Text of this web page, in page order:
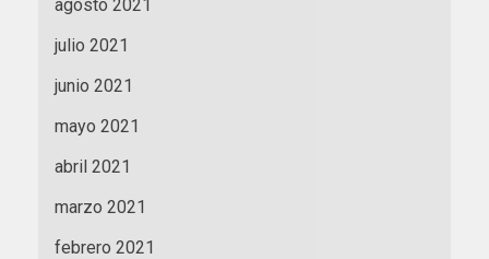
agosto 2021
julio 2021
junio 2021
mayo 2021
abril 2021
marzo 2021
febrero 2021